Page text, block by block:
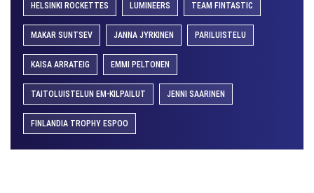
HELSINKI ROCKETTES LUMINEERS TEAM FINTASTIC
MAKAR SUNTSEV JANNA JYRKINEN PARILUISTELU
KAISA ARRATEIG EMMI PELTONEN
TAITOLUISTELUN EM-KILPAILUT JENNI SAARINEN
FINLANDIA TROPHY ESPOO